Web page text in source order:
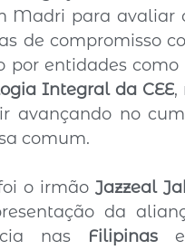
Madri para avaliar
de compromisso
por entidades como
Integral da CEE,
avançando no
comum.
o irmão Jazzeal
da
nas Filipinas e